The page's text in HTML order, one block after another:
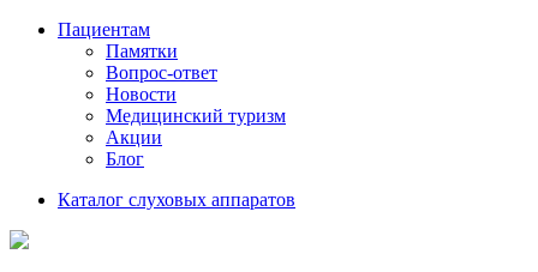
Пациентам
Памятки
Вопрос-ответ
Новости
Медицинский туризм
Акции
Блог
Каталог слуховых аппаратов